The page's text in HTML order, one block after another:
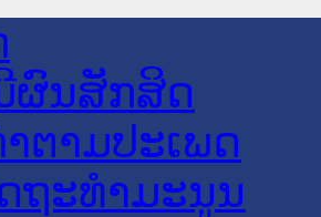
ຜົນສັກສິດ
ຕາມປະເພດ
ຖະທໍາມະນູນ